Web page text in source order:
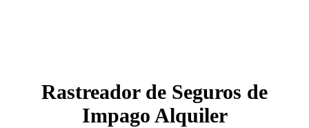
Rastreador de Seguros de
Impago Alquiler